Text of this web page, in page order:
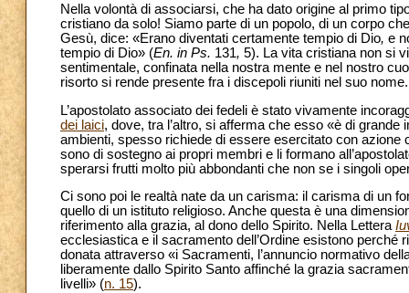
Nella volontà di associarsi, che ha dato origine al primo
cristiano da solo! Siamo parte di un popolo, di un corpo
Gesù, dice: «Erano diventati certamente tempio di Dio, e
tempio di Dio» (En. in Ps. 131, 5). La vita cristiana non si
sentimentale, confinata nella nostra mente e nel nostro
risorto si rende presente fra i discepoli riuniti nel suo nome.
L’apostolato associato dei fedeli è stato vivamente
dei laici, dove, tra l’altro, si afferma che esso «è di
ambienti, spesso richiede di essere esercitato con azione
sono di sostegno ai propri membri e li formano
sperarsi frutti molto più abbondanti che non se i singoli
Ci sono poi le realtà nate da un carisma: il carisma di un
quello di un istituto religioso. Anche questa è una
riferimento alla grazia, al dono dello Spirito. Nella Lettera
ecclesiastica e il sacramento dell’Ordine esistono perché
donata attraverso «i Sacramenti, l’annuncio normativo
liberamente dallo Spirito Santo affinché la grazia
livelli» (n. 15).